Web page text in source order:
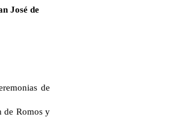
José de
de
de Romos y